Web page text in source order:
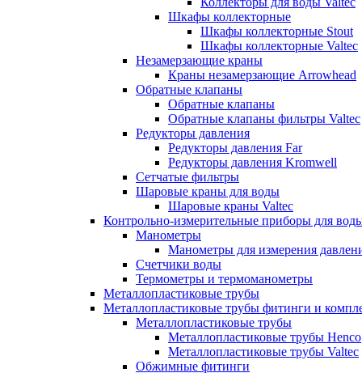
Шкафы коллекторные
Шкафы коллекторные Stout
Шкафы коллекторные Valtec
Незамерзающие краны
Краны незамерзающие Arrowhead
Обратные клапаны
Обратные клапаны
Обратные клапаны фильтры Valtec
Редукторы давления
Редукторы давления Far
Редукторы давления Kromwell
Сетчатые фильтры
Шаровые краны для воды
Шаровые краны Valtec
Контрольно-измерительные приборы для
Манометры
Манометры для измерения
Счетчики воды
Термометры и термоманометры
Металлопластиковые трубы
Металлопластиковые трубы фитинги и
Металлопластиковые трубы
Металлопластиковые трубы Henco
Металлопластиковые трубы Valtec
Обжимные фитинги